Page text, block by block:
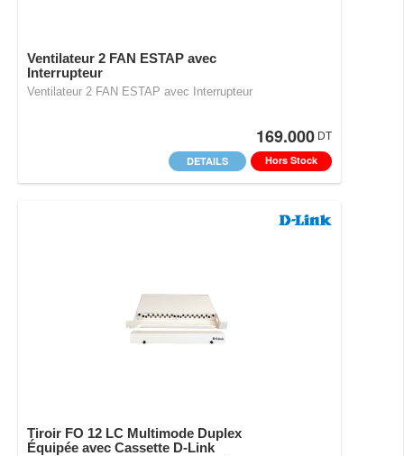
Ventilateur 2 FAN ESTAP avec
Interrupteur
Ventilateur 2 FAN ESTAP avec Interrupteur
169.000 DT
Hors Stock
DETAILS
Tiroir FO 12 LC Multimode Duplex
Équipée avec Cassette D-Link